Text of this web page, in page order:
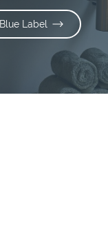
Label